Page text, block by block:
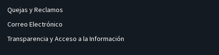
Quejas y Reclamos
Correo Electrónico
Transparencia y Acceso a la Información